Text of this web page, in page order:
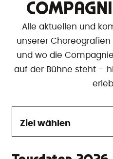
Alle aktuellen und
unserer Choreografien
und wo die
auf der Bühne steht –